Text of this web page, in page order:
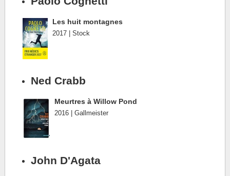
Les huit montagnes
2017 | Stock
Ned Crabb
Meurtres à Willow Pond
2016 | Gallmeister
John D'Agata